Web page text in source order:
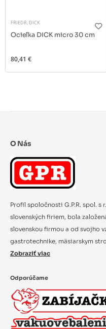
FRIEDR. DICK
Ocieľka DICK micro 30 cm
80,41 €
O Nás
Profil spoločnosti G.P.R. spol. s
slovenských firiem, bola
slovenskou firmou a od svojho
gastrotechnike, mäsiarskym
Zobraziť viac
Odporúčame